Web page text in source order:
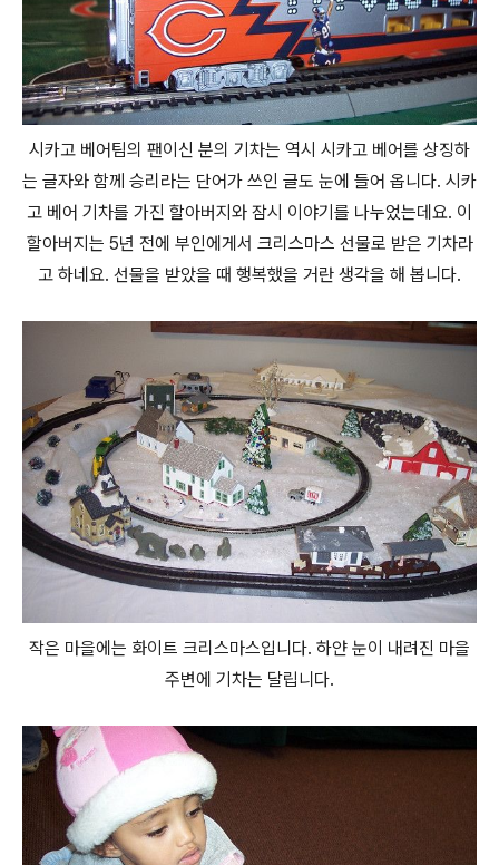
시카고 베어팀의 팬이신 분의 기차는 역시 시카고 베어를 상징하
는 글자와 함께 승리라는 단어가 쓰인 글도 눈에 들어 옵니다. 시카
고 베어 기차를 가진 할아버지와 잠시 이야기를 나누었는데요. 이
할아버지는 5년 전에 부인에게서 크리스마스 선물로 받은 기차라
고 하네요. 선물을 받았을 때 행복했을 거란 생각을 해 봅니다.
작은 마을에는 화이트 크리스마스입니다. 하얀 눈이 내려진 마을
주변에 기차는 달립니다.